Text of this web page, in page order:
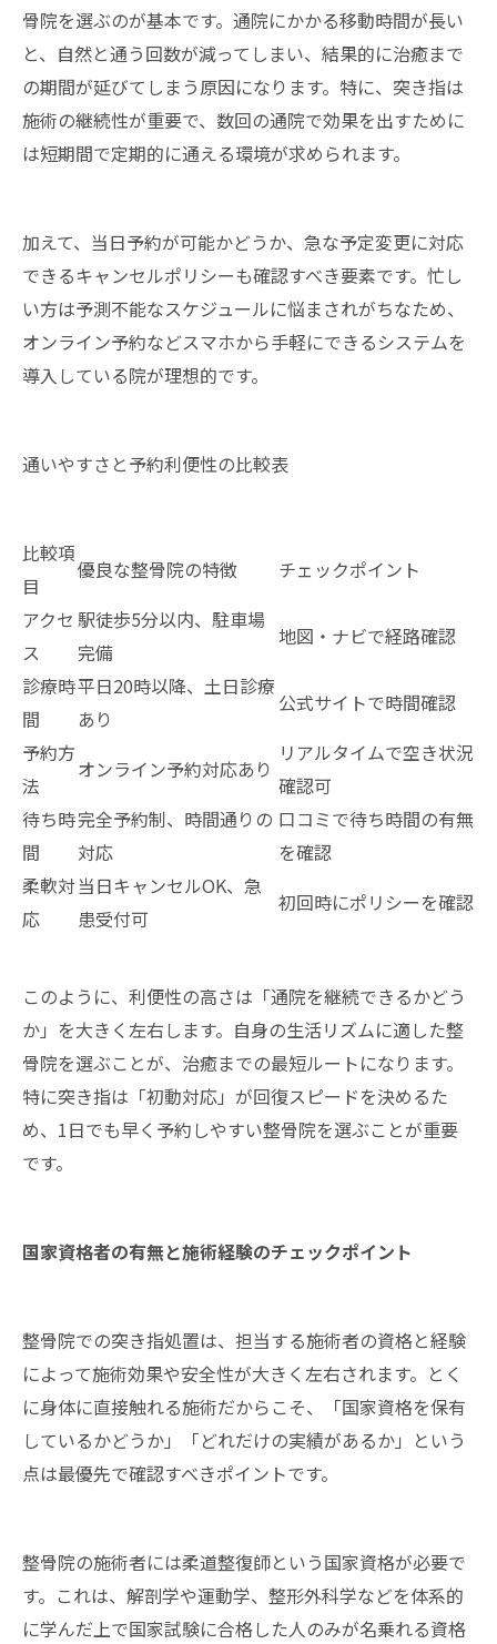
骨院を選ぶのが基本です。通院にかかる移動時間が長い
と、自然と通う回数が減ってしまい、結果的に治癒まで
の期間が延びてしまう原因になります。特に、突き指は
施術の継続性が重要で、数回の通院で効果を出すために
は短期間で定期的に通える環境が求められます。
加えて、当日予約が可能かどうか、急な予定変更に対応
できるキャンセルポリシーも確認すべき要素です。忙し
い方は予測不能なスケジュールに悩まされがちなため、
オンライン予約などスマホから手軽にできるシステムを
導入している院が理想的です。
通いやすさと予約利便性の比較表
比較項
目
優良な整骨院の特徴
チェックポイント
アクセ
ス
駅徒歩5分以内、駐車場
完備
地図・ナビで経路確認
診療時
間
平日20時以降、土日診療
あり
公式サイトで時間確認
予約方
法
オンライン予約対応あり
リアルタイムで空き状況
確認可
待ち時
間
完全予約制、時間通りの
対応
口コミで待ち時間の有無
を確認
柔軟対
応
当日キャンセルOK、急
患受付可
初回時にポリシーを確認
このように、利便性の高さは「通院を継続できるかどう
か」を大きく左右します。自身の生活リズムに適した整
骨院を選ぶことが、治癒までの最短ルートになります。
特に突き指は「初動対応」が回復スピードを決めるた
め、1日でも早く予約しやすい整骨院を選ぶことが重要
です。
国家資格者の有無と施術経験のチェックポイント
整骨院での突き指処置は、担当する施術者の資格と経験
によって施術効果や安全性が大きく左右されます。とく
に身体に直接触れる施術だからこそ、「国家資格を保有
しているかどうか」「どれだけの実績があるか」という
点は最優先で確認すべきポイントです。
整骨院の施術者には柔道整復師という国家資格が必要で
す。これは、解剖学や運動学、整形外科学などを体系的
に学んだ上で国家試験に合格した人のみが名乗れる資格